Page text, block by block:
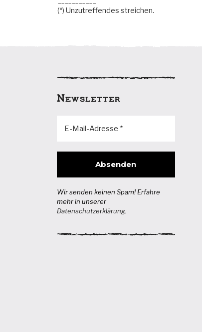
(*) Unzutreffendes streichen.
Newsletter
Wir senden keinen Spam! Erfahre
mehr in unserer
Datenschutzerklärung.